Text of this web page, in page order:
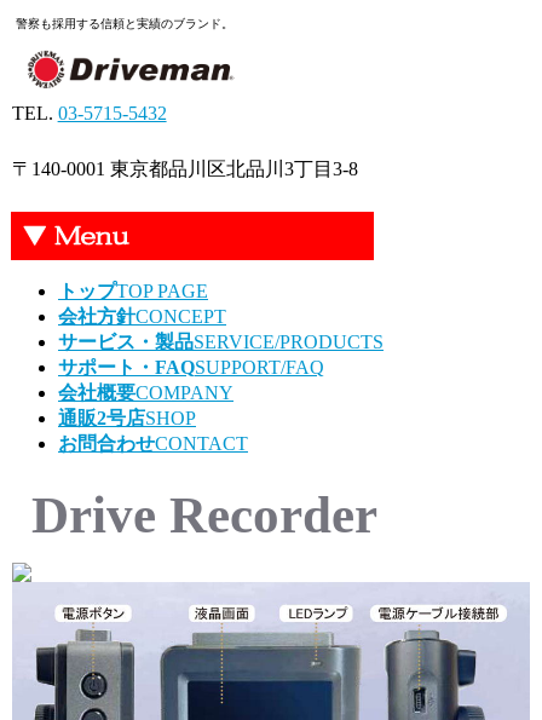
警察も採用する信頼と実績のブランド。
TEL. 03-5715-5432
〒140-0001 東京都品川区北品川3丁目3-8
トップTOP PAGE
会社方針CONCEPT
サービス・製品SERVICE/PRODUCTS
サポート・FAQSUPPORT/FAQ
会社概要COMPANY
通販2号店SHOP
お問合わせCONTACT
Drive Recorder